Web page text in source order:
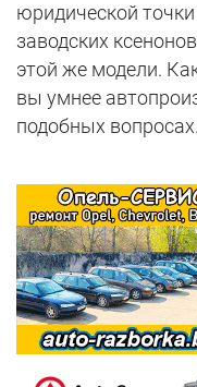
юридической
заводских
этой же модели.
вы умнее
подобных вопросах.